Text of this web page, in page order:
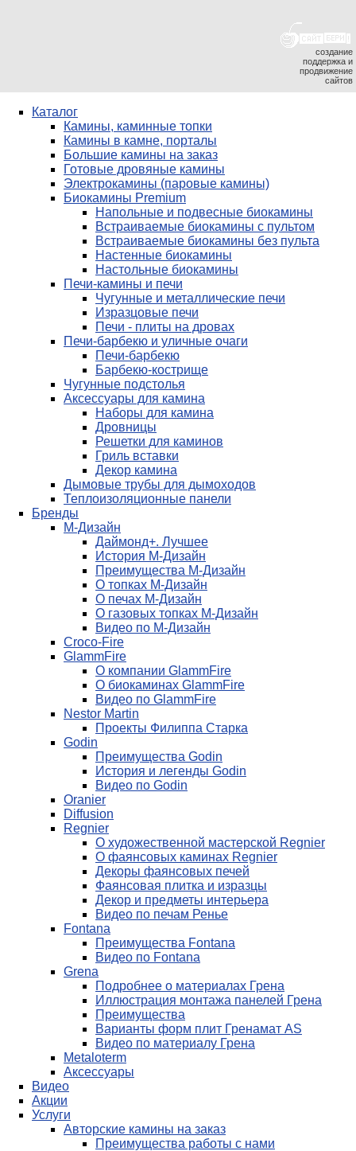
создание
поддержка и
продвижение
сайтов
Каталог
Камины, каминные топки
Камины в камне, порталы
Большие камины на заказ
Готовые дровяные камины
Электрокамины (паровые камины)
Биокамины Premium
Напольные и подвесные биокамины
Встраиваемые биокамины с пультом
Встраиваемые биокамины без пульта
Настенные биокамины
Настольные биокамины
Печи-камины и печи
Чугунные и металлические печи
Изразцовые печи
Печи - плиты на дровах
Печи-барбекю и уличные очаги
Печи-барбекю
Барбекю-кострище
Чугунные подстолья
Аксессуары для камина
Наборы для камина
Дровницы
Решетки для каминов
Гриль вставки
Декор камина
Дымовые трубы для дымоходов
Теплоизоляционные панели
Бренды
М-Дизайн
Даймонд+. Лучшее
История М-Дизайн
Преимущества М-Дизайн
О топках М-Дизайн
О печах М-Дизайн
О газовых топках М-Дизайн
Видео по М-Дизайн
Croco-Fire
GlammFire
О компании GlammFire
О биокаминах GlammFire
Видео по GlammFire
Nestor Martin
Проекты Филиппа Старка
Godin
Преимущества Godin
История и легенды Godin
Видео по Godin
Oranier
Diffusion
Regnier
О художественной мастерской Regnier
О фаянсовых каминах Regnier
Декоры фаянсовых печей
Фаянсовая плитка и изразцы
Декор и предметы интерьера
Видео по печам Ренье
Fontana
Преимущества Fontana
Видео по Fontana
Grena
Подробнее о материалах Грена
Иллюстрация монтажа панелей Грена
Преимущества
Варианты форм плит Гренамат AS
Видео по материалу Грена
Metaloterm
Аксессуары
Видео
Акции
Услуги
Авторские камины на заказ
Преимущества работы с нами